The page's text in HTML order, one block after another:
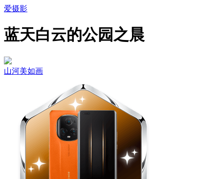
爱摄影
蓝天白云的公园之晨
山河美如画